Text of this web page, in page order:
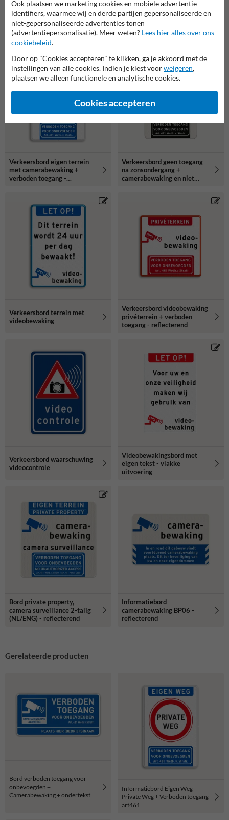
Verkeersbord cameratoezicht
politie - reflecterend
Verkeersbord dit terrein
wordt 24/7 bewaakt +
verboden toegang -
Verkeersbord eigen terrein
met camerabewaking +
verboden toegang -
Verkeersbord geen toegang
na zonsondergang +
camerabewaking en niet
Verkeersbord terrein met
videobewaking
Verkeersbord videobewaking
privéterrein + verboden
toegang - reflecterend
Verkeersbord waarschuwing
videocontrole
Videobewakingsbord met
eigen tekst - vlakke
uitvoering
Bord private property,
camera surveillance 2-talig
(NL/ENG) - reflecterend
Informatiebord
camerabewaking BP06 -
reflecterend
Gerelateerde producten
Bord verboden toegang voor
onbevoegden +
Camerabewaking + ondertekst
Informatiebord Eigen Weg -
Private Weg + Verboden toegang
art461
Ook plaatsen we marketing cookies en mobiele advertentie-
identifiers, waarmee wij en derde partijen gepersonaliseerde en
niet-gepersonaliseerde advertenties tonen
(advertentiepersonalisatie). Meer weten? Lees hier alles over ons
cookiebeleid.
Door op "Cookies accepteren" te klikken, ga je akkoord met de
instellingen van alle cookies. Indien je kiest voorweigeren,
plaatsen we alleen functionele en analytische cookies.
Cookies accepteren